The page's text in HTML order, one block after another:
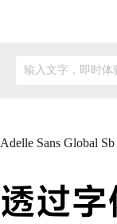
输入文字，即时体
Adelle Sans Global Sb
透过